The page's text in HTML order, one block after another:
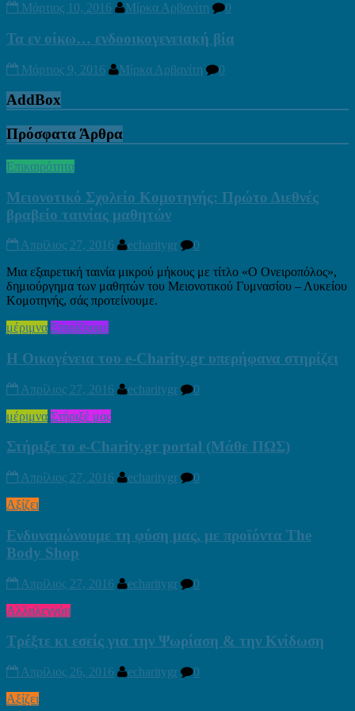
Μάρτιος 10, 2016 Μίρκα Αρβανίτη 0
Τα εν οίκω… ενδοοικογενειακή βία
Μάρτιος 9, 2016 Μίρκα Αρβανίτη 0
AddBox
Πρόσφατα Άρθρα
Επικαιρότητα
Μειονοτικό Σχολείο Κομοτηνής: Πρώτο Διεθνές
βραβείο ταινίας μαθητών
Απρίλιος 27, 2016 echaritygr
0
Μια εξαιρετική ταινία μικρού μήκους με τίτλο «Ο Ονειροπόλος»,
δημιούργημα των μαθητών του Μειονοτικού Γυμνασίου – Λυκείου
Κομοτηνής, σάς προτείνουμε.
μέριμνα Στηρίζουμε
Η Οικογένεια του e-Charity.gr υπερήφανα στηρίζει
Απρίλιος 27, 2016 echaritygr
0
μέριμνα Στήριξέ μας
Στήριξε το e-Charity.gr portal (Μάθε ΠΩΣ)
Απρίλιος 27, 2016 echaritygr
0
Αξίζει
Ενδυναμώνουμε τη φύση μας, με προϊόντα The
Body Shop
Απρίλιος 27, 2016 echaritygr
0
Αλληλεγγύη
Τρέξτε κι εσείς για την Ψωρίαση & την Κνίδωση
Απρίλιος 26, 2016 echaritygr
0
Αξίζει